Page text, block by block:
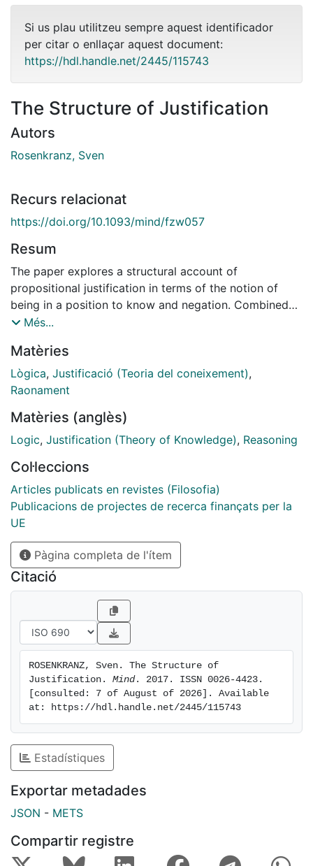
Si us plau utilitzeu sempre aquest identificador
per citar o enllaçar aquest document:
https://hdl.handle.net/2445/115743
The Structure of Justification
Autors
Rosenkranz, Sven
Recurs relacionat
https://doi.org/10.1093/mind/fzw057
Resum
The paper explores a structural account of
propositional justification in terms of the notion of
being in a position to know and negation. Combined
with a non-normal logic for being in a position to
plausible principles of justification. The account is
neutral on whether justification is grounded in
internally individuated mental states, and likewise on
accessible by introspection or reflection alone. To this
extent, it is compatible both with internalism and with
allows for the proof of principles that are commonly
conceived to depend on an internalist conception of
justification. The account likewise coheres both with
epistemic contextualism and with its rejection, and is
compatible both with the knowledge-first approach
and with its rejection. Despite its neutrality on these
issues, the account makes propositional justification
luminous and so is controversial. However, it proves
quite resilient in the light of recent anti-luminosity
arguments.
Més...
Matèries
Lògica, Justificació (Teoria del coneixement),
Raonament
Matèries (anglès)
Logic, Justification (Theory of Knowledge), Reasoning
Col·leccions
Articles publicats en revistes (Filosofia)
Publicacions de projectes de recerca finançats per la
UE
Pàgina completa de l'ítem
Citació
ROSENKRANZ, Sven. The Structure of
Justification. Mind . 2017. ISSN 0026-4423.
[consulted: 7 of August of 2026]. Available
at: https://hdl.handle.net/2445/115743
Estadístiques
Exportar metadades
JSON - METS
Compartir registre